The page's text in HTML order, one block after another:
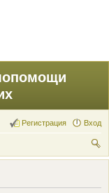
Вход
Регистрация
ои